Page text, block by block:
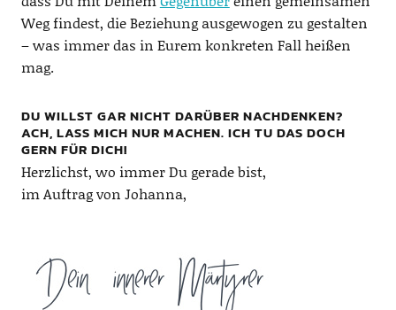
Weg findest, die Beziehung ausgewogen zu gestalten
– was immer das in Eurem konkreten Fall heißen
mag.
DU WILLST GAR NICHT DARÜBER NACHDENKEN?
ACH, LASS MICH NUR MACHEN. ICH TU DAS DOCH
GERN FÜR DICH!
Herzlichst, wo immer Du gerade bist,
im Auftrag von Johanna,